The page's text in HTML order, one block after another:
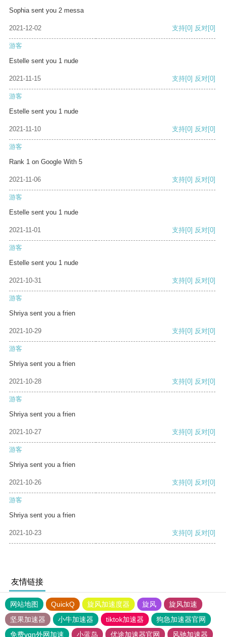
Sophia sent you 2 messa
2021-12-02 支持[0] 反对[0]
游客
Estelle sent you 1 nude
2021-11-15 支持[0] 反对[0]
游客
Estelle sent you 1 nude
2021-11-10 支持[0] 反对[0]
游客
Rank 1 on Google With 5
2021-11-06 支持[0] 反对[0]
游客
Estelle sent you 1 nude
2021-11-01 支持[0] 反对[0]
游客
Estelle sent you 1 nude
2021-10-31 支持[0] 反对[0]
游客
Shriya sent you a frien
2021-10-29 支持[0] 反对[0]
游客
Shriya sent you a frien
2021-10-28 支持[0] 反对[0]
游客
Shriya sent you a frien
2021-10-27 支持[0] 反对[0]
游客
Shriya sent you a frien
2021-10-26 支持[0] 反对[0]
游客
Shriya sent you a frien
2021-10-23 支持[0] 反对[0]
友情链接
网站地图 QuickQ 旋风加速度器 旋风
旋风加速
坚果加速器
小牛加速器 tiktok加速器
狗急加速器官网
免费vqn外网加速
小蓝鸟 优途加速器官网 风驰加速器